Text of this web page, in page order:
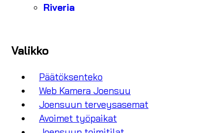
Riveria
Valikko
Päätöksenteko
Web Kamera Joensuu
Joensuun terveysasemat
Avoimet työpaikat